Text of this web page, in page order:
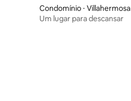
Condomínio ⋅ Villahermosa
Um lugar para descansar